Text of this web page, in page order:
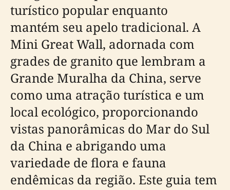
turístico popular enquanto
mantém seu apelo tradicional. A
Mini Great Wall, adornada com
grades de granito que lembram a
Grande Muralha da China, serve
como uma atração turística e um
local ecológico, proporcionando
vistas panorâmicas do Mar do Sul
da China e abrigando uma
variedade de flora e fauna
endêmicas da região. Este guia tem